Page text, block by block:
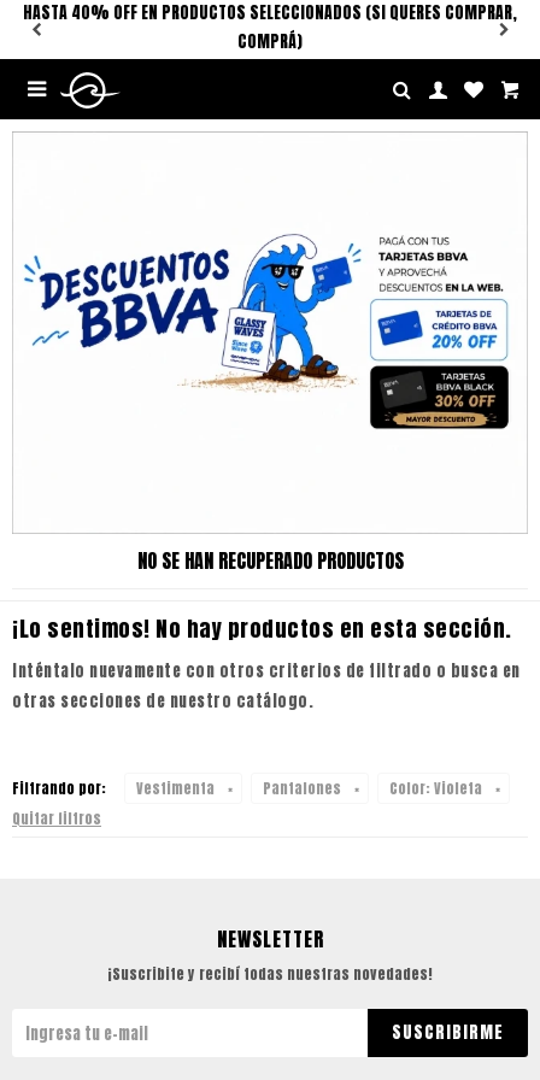
HASTA 40% OFF EN PRODUCTOS SELECCIONADOS (SI QUERES COMPRAR,
COMPRÁ)


NO SE HAN RECUPERADO PRODUCTOS
¡Lo sentimos! No hay productos en esta sección.
Inténtalo nuevamente con otros criterios de filtrado o busca en
otras secciones de nuestro catálogo.
Filtrando por: Vestimenta Pantalones Color: Violeta
Quitar filtros
NEWSLETTER
¡Suscribite y recibí todas nuestras novedades!
SUSCRIBIRME